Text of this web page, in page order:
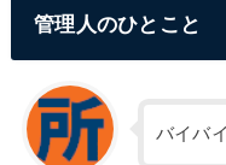
管理人のひとこと
バイバ